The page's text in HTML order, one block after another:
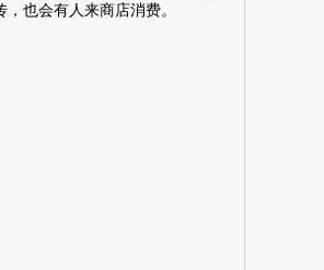
也会有人来商店消费。